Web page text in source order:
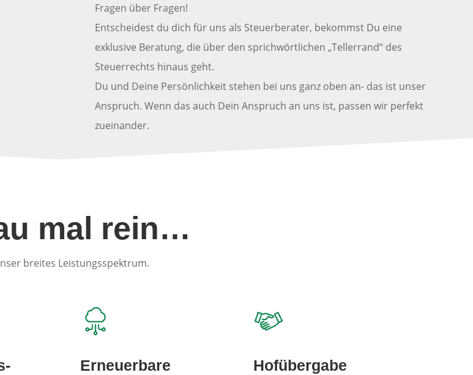
Fragen über Fragen!
Entscheidest du dich für uns als Steuerberater, bekommst Du eine
exklusive Beratung, die über den sprichwörtlichen „Tellerrand“ des
Steuerrechts hinaus geht.
Du und Deine Persönlichkeit stehen bei uns ganz oben an- das ist unser
Anspruch. Wenn das auch Dein Anspruch an uns ist, passen wir perfekt
zueinander.
mal rein…
breites Leistungsspektrum.
Erneuerbare
Hofübergabe